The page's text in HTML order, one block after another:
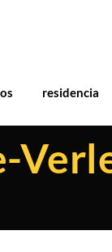
residencia